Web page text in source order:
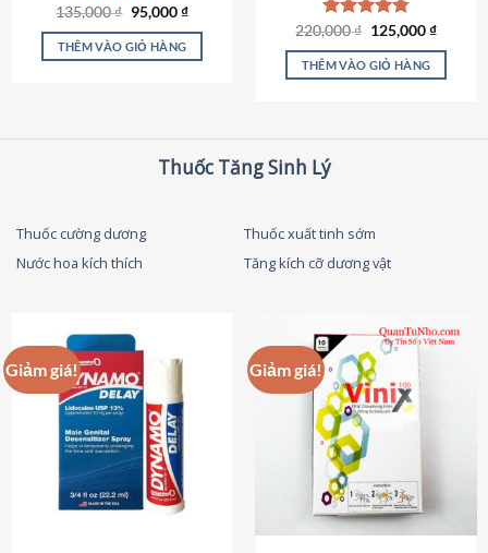
phẩm
Được xếp
hạng4.87
5 sao
135,000₫ Giá
gốc
là:
135,000 ₫.
95,000₫Giá
tại
THÊM VÀO GIỎ HÀNG
Được xếp
hạng4.79
5 sao
220,000₫ Giá
là:
220,000 ₫.
125,000₫Giá
tại
THÊM VÀO GIỎ HÀNG
Thuốc Tăng Sinh Lý
Thuốc cường dương
Thuốc xuất tinh sớm
Nước hoa kích thích
Tăng kích cỡ dương vật
Giảm giá! Giảm giá!